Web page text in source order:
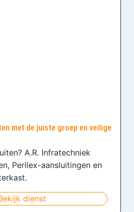
met de juiste groep en veilige
A.R. Infratechniek
Perilex-aansluitingen en
dienst